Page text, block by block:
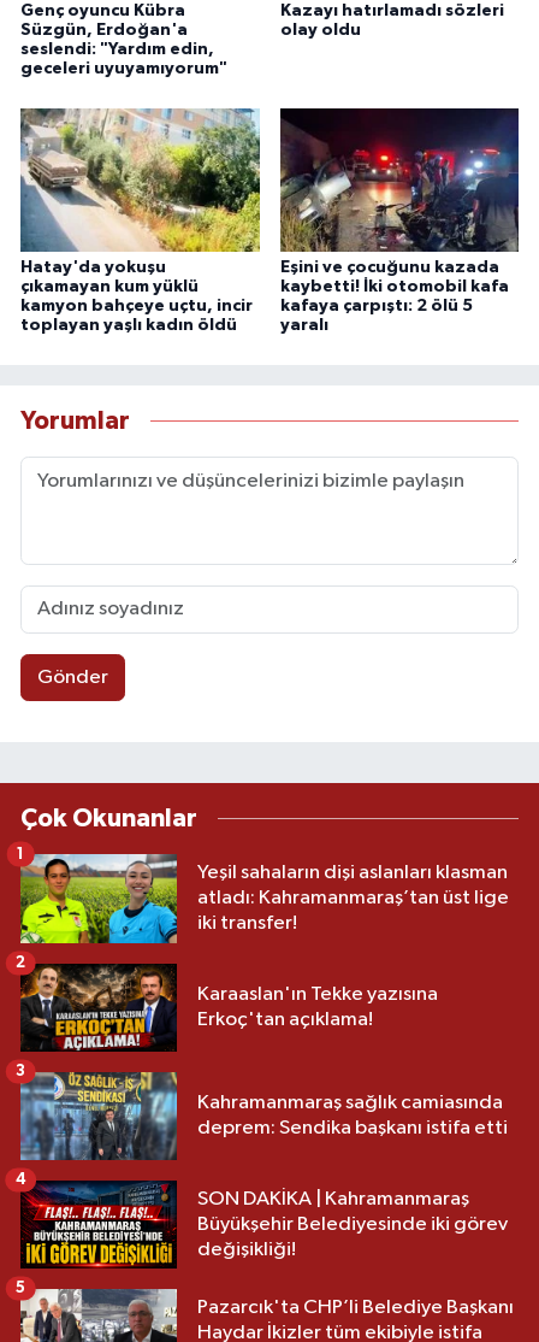
Genç oyuncu Kübra
Süzgün, Erdoğan'a
seslendi: "Yardım edin,
geceleri uyuyamıyorum"
Kazayı hatırlamadı sözleri
olay oldu
Hatay'da yokuşu
çıkamayan kum yüklü
kamyon bahçeye uçtu, incir
toplayan yaşlı kadın öldü
Eşini ve çocuğunu kazada
kaybetti! İki otomobil kafa
kafaya çarpıştı: 2 ölü 5
yaralı
Yorumlar
Gönder
Çok Okunanlar
Yeşil sahaların dişi aslanları klasman
atladı: Kahramanmaraş’tan üst lige
iki transfer!
1
Karaaslan'ın Tekke yazısına
Erkoç'tan açıklama!
2
Kahramanmaraş sağlık camiasında
deprem: Sendika başkanı istifa etti
3
SON DAKİKA | Kahramanmaraş
Büyükşehir Belediyesinde iki görev
değişikliği!
4
Pazarcık'ta CHP’li Belediye Başkanı
Haydar İkizler tüm ekibiyle istifa
5